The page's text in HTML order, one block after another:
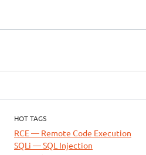
HOT TAGS
RCE — Remote Code Execution
SQLi — SQL Injection